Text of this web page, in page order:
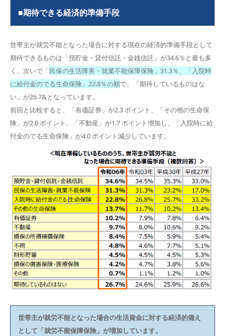
■期待できる経済的準備手段
世帯主が就労不能となった場合に対する現在の経済的準備手段として
期待できるものは「預貯金・貸付信託・金銭信託」が34.6％と最も多
く、次いで「民保の生活障害・就業不能保障保険」31.3％、「入院時
に給付金のでる生命保険」22.8％の順で、「期待しているものはな
い」が26.7&となっています。
前回と比較すると、「有価証券」が2.3 ポイント、「その他の生命保
険」が2.0 ポイント、「不動産」が1.7 ポイント増加し、「入院時に給
付金のでる生命保険」が4.0 ポイント減少しています。
世帯主が就労不能となった場合の生活資金に対する経済的備え
として「就労不能保障保険」が増加しています。